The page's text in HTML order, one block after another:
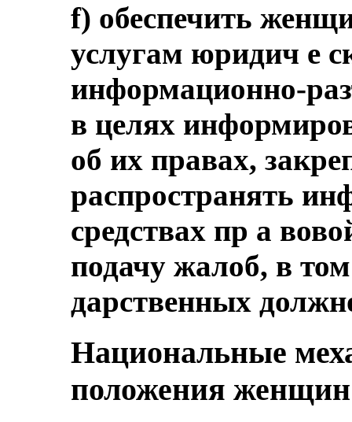
f) обеспечить
услугам юридич е
информационно-
в целях
об их правах,
распространять
средствах пр а
подачу жалоб, в
дарственных
Национальные
положения женщин